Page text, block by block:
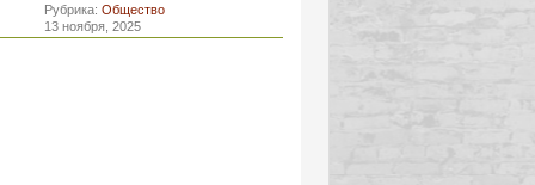
Рубрика: Общество
13 ноября, 2025